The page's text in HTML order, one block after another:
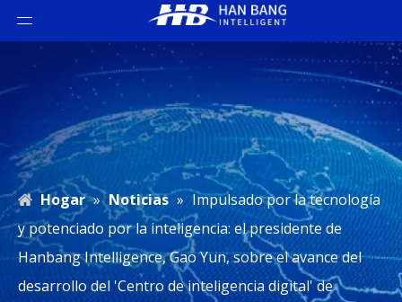
Hogar » Noticias » Impulsado por la tecnología
y potenciado por la inteligencia: el presidente de
Hanbang Intelligence, Gao Yun, sobre el avance del
desarrollo del 'Centro de inteligencia digital' de